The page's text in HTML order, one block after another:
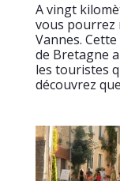
A vingt
vous pourrez
Vannes.
de Bretagne
les touristes
découvrez